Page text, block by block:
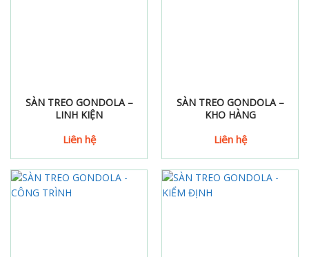
SÀN TREO GONDOLA –
LINH KIỆN
Liên hệ
SÀN TREO GONDOLA –
KHO HÀNG
Liên hệ